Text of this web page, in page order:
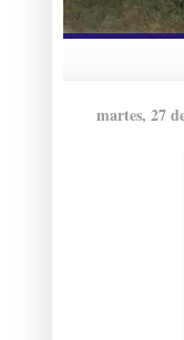
martes, 27